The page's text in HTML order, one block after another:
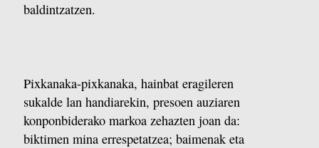
baldintzatzen.
Pixkanaka-pixkanaka, hainbat eragileren
sukalde lan handiarekin, presoen auziaren
konponbiderako markoa zehazten joan da:
biktimen mina errespetatzea; baimenak eta